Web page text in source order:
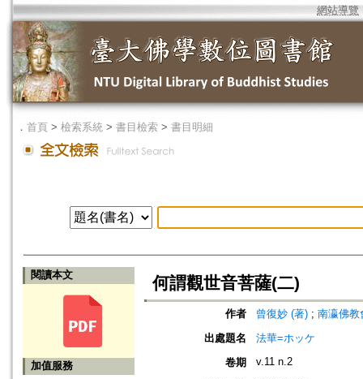
網站導覽
． 首頁 > 檢索系統 > 書目檢索 > 書目明細
閱讀本文
加值服務
何謂觀世音菩薩(二)
作者 曾復妙 (著) ; 南瀛佛教
出處題名
法華=ホッケ
卷期
v.11 n.2